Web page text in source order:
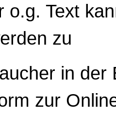
o.g. Text
zu
in der
zur